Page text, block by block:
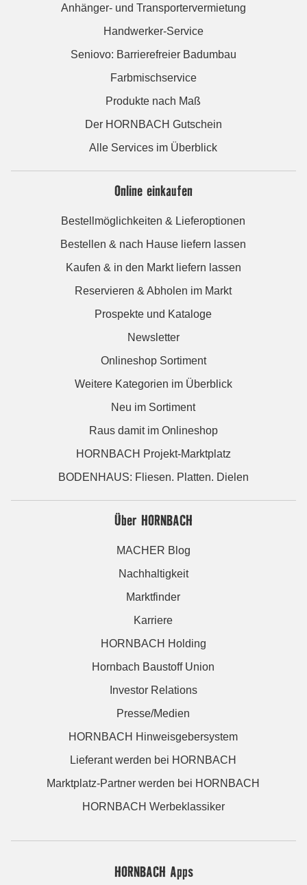
Anhänger- und Transportervermietung
Handwerker-Service
Seniovo: Barrierefreier Badumbau
Farbmischservice
Produkte nach Maß
Der HORNBACH Gutschein
Alle Services im Überblick
Online einkaufen
Bestellmöglichkeiten & Lieferoptionen
Bestellen & nach Hause liefern lassen
Kaufen & in den Markt liefern lassen
Reservieren & Abholen im Markt
Prospekte und Kataloge
Newsletter
Onlineshop Sortiment
Weitere Kategorien im Überblick
Neu im Sortiment
Raus damit im Onlineshop
HORNBACH Projekt-Marktplatz
BODENHAUS: Fliesen. Platten. Dielen
Über HORNBACH
MACHER Blog
Nachhaltigkeit
Marktfinder
Karriere
HORNBACH Holding
Hornbach Baustoff Union
Investor Relations
Presse/Medien
HORNBACH Hinweisgebersystem
Lieferant werden bei HORNBACH
Marktplatz-Partner werden bei HORNBACH
HORNBACH Werbeklassiker
HORNBACH Apps